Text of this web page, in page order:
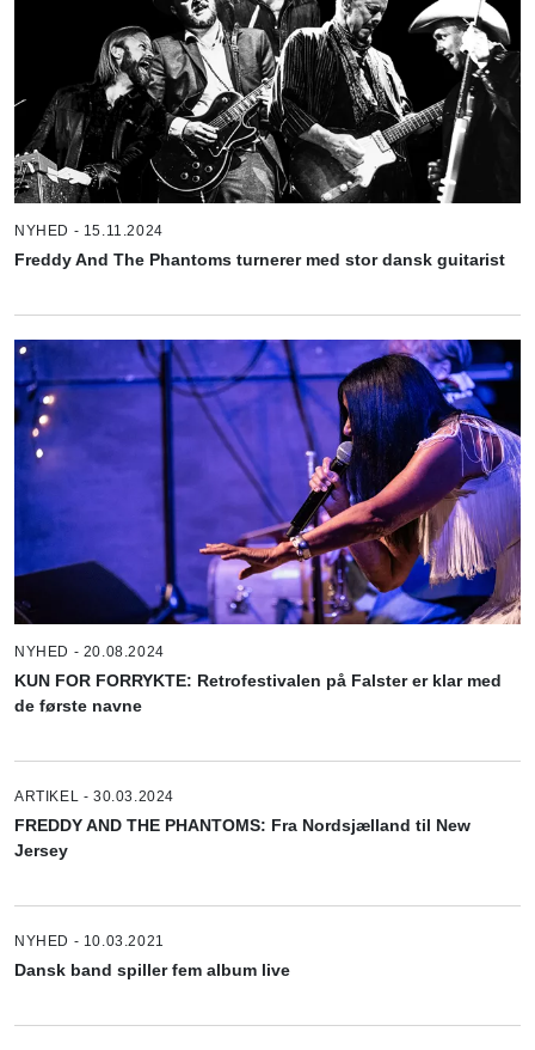
NYHED - 15.11.2024
Freddy And The Phantoms turnerer med stor dansk guitarist
NYHED - 20.08.2024
KUN FOR FORRYKTE: Retrofestivalen på Falster er klar med
de første navne
ARTIKEL - 30.03.2024
FREDDY AND THE PHANTOMS: Fra Nordsjælland til New
Jersey
NYHED - 10.03.2021
Dansk band spiller fem album live